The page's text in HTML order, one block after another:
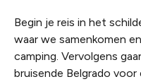
Begin je reis in het
waar we samenkomen
camping. Vervolgens
bruisende Belgrado